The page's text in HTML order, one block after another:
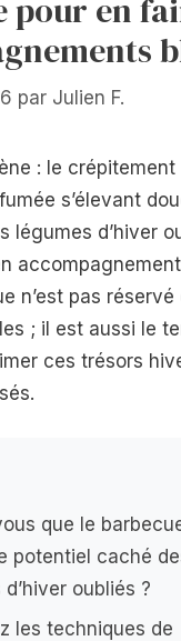
pour en
par Julien F.
: le crépitement
s’élevant
légumes d’hiver
n’est pas réservé
; il est aussi le
ces trésors
que le
potentiel caché
oubliés ?
les techniques de